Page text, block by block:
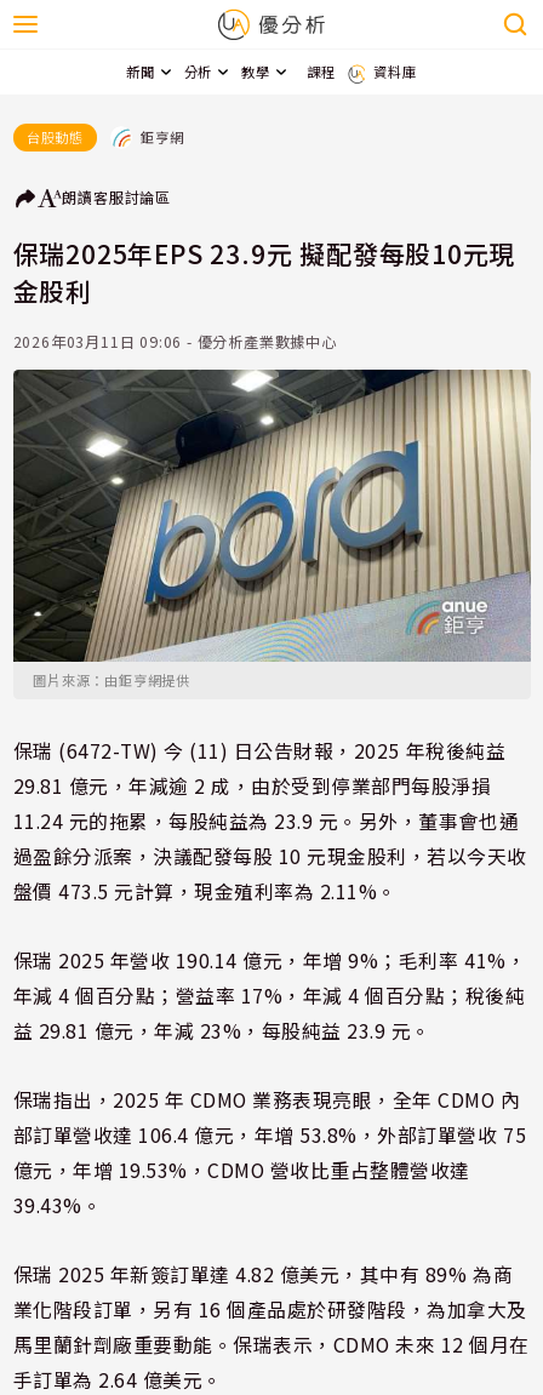
新聞 分析 教學 課程 資料庫
台股動態 鉅亨網
朗讀客服討論區
保瑞2025年EPS 23.9元 擬配發每股10元現
金股利
2026年03月11日 09:06 - 優分析產業數據中心
圖片來源：由鉅亨網提供
保瑞 (6472-TW) 今 (11) 日公告財報，2025 年稅後純益
29.81 億元，年減逾 2 成，由於受到停業部門每股淨損
11.24 元的拖累，每股純益為 23.9 元。另外，董事會也通
過盈餘分派案，決議配發每股 10 元現金股利，若以今天收
盤價 473.5 元計算，現金殖利率為 2.11%。
保瑞 2025 年營收 190.14 億元，年增 9%；毛利率 41%，
年減 4 個百分點；營益率 17%，年減 4 個百分點；稅後純
益 29.81 億元，年減 23%，每股純益 23.9 元。
保瑞指出，2025 年 CDMO 業務表現亮眼，全年 CDMO 內
部訂單營收達 106.4 億元，年增 53.8%，外部訂單營收 75
億元，年增 19.53%，CDMO 營收比重占整體營收達
39.43%。
保瑞 2025 年新簽訂單達 4.82 億美元，其中有 89% 為商
業化階段訂單，另有 16 個產品處於研發階段，為加拿大及
馬里蘭針劑廠重要動能。保瑞表示，CDMO 未來 12 個月在
手訂單為 2.64 億美元。